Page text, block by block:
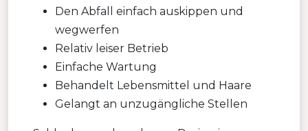
Den Abfall einfach auskippen und
wegwerfen
Relativ leiser Betrieb
Einfache Wartung
Behandelt Lebensmittel und Haare
Gelangt an unzugängliche Stellen